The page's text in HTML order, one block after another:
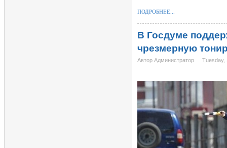
ПОДРОБНЕЕ...
В Госдуме
чрезмерную
Автор Администратор Tuesday,